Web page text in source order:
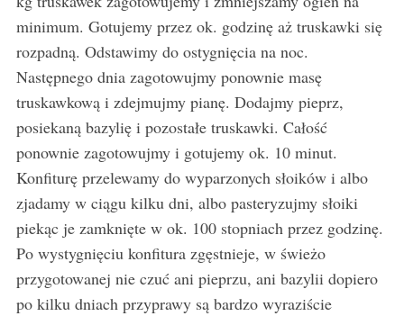
minimum. Gotujemy przez ok. godzinę aż truskawki się
rozpadną. Odstawimy do ostygnięcia na noc.
Następnego dnia zagotowujmy ponownie masę
truskawkową i zdejmujmy pianę. Dodajmy pieprz,
posiekaną bazylię i pozostałe truskawki. Całość
ponownie zagotowujmy i gotujemy ok. 10 minut.
Konfiturę przelewamy do wyparzonych słoików i albo
zjadamy w ciągu kilku dni, albo pasteryzujmy słoiki
piekąc je zamknięte w ok. 100 stopniach przez godzinę.
Po wystygnięciu konfitura zgęstnieje, w świeżo
przygotowanej nie czuć ani pieprzu, ani bazylii dopiero
po kilku dniach przyprawy są bardzo wyraziście